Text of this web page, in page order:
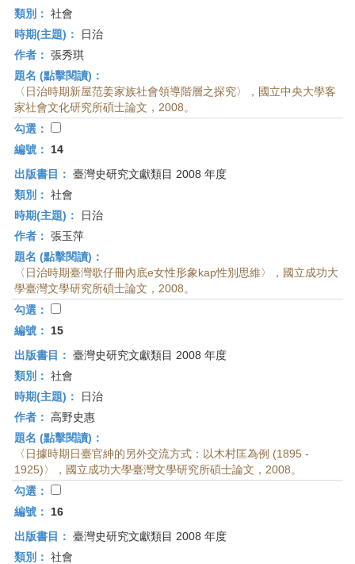
類別： 社會
時期(主題)：
日治
作者： 張秀琪
題名 (點擊閱讀)：
〈日治時期新屋范姜家族社會領導階層之探究〉，國立中央大學客
家社會文化研究所碩士論文，2008。
勾選：
編號：
14
出版書目： 臺灣史研究文獻類目 2008 年度
類別： 社會
時期(主題)：
日治
作者： 張玉萍
題名 (點擊閱讀)：
〈日治時期臺灣歌仔冊內底e女性形象kap性別思維〉，國立成功大
學臺灣文學研究所碩士論文，2008。
勾選：
編號：
15
出版書目： 臺灣史研究文獻類目 2008 年度
類別： 社會
時期(主題)：
日治
作者： 高野史惠
題名 (點擊閱讀)：
〈日據時期日臺官紳的另外交流方式：以木村匡為例 (1895 -
1925)〉，國立成功大學臺灣文學研究所碩士論文，2008。
勾選：
編號：
16
出版書目： 臺灣史研究文獻類目 2008 年度
類別： 社會